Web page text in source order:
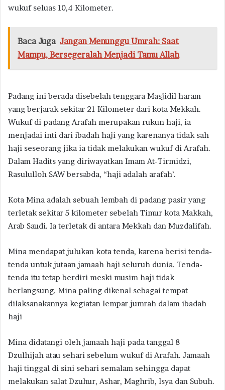
wukuf seluas 10,4 Kilometer.
Baca Juga Jangan Menunggu Umrah: Saat
Mampu, Bersegeralah Menjadi Tamu Allah
Padang ini berada disebelah tenggara Masjidil haram
yang berjarak sekitar 21 Kilometer dari kota Mekkah.
Wukuf di padang Arafah merupakan rukun haji, ia
menjadai inti dari ibadah haji yang karenanya tidak sah
haji seseorang jika ia tidak melakukan wukuf di Arafah.
Dalam Hadits yang diriwayatkan Imam At-Tirmidzi,
Rasululloh SAW bersabda, “haji adalah arafah’.
Kota Mina adalah sebuah lembah di padang pasir yang
terletak sekitar 5 kilometer sebelah Timur kota Makkah,
Arab Saudi. Ia terletak di antara Mekkah dan Muzdalifah.
Mina mendapat julukan kota tenda, karena berisi tenda-
tenda untuk jutaan jamaah haji seluruh dunia. Tenda-
tenda itu tetap berdiri meski musim haji tidak
berlangsung. Mina paling dikenal sebagai tempat
dilaksanakannya kegiatan lempar jumrah dalam ibadah
haji
Mina didatangi oleh jamaah haji pada tanggal 8
Dzulhijah atau sehari sebelum wukuf di Arafah. Jamaah
haji tinggal di sini sehari semalam sehingga dapat
melakukan salat Dzuhur, Ashar, Maghrib, Isya dan Subuh.